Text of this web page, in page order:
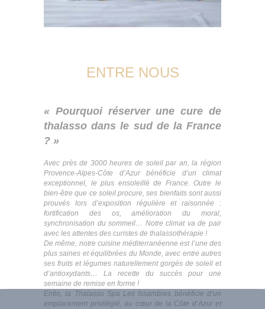
ENTRE NOUS
« Pourquoi réserver une cure de
thalasso dans le sud de la France
? »
Avec près de 3000 heures de soleil par an, la région
Provence-Alpes-Côte d’Azur bénéficie d’un climat
exceptionnel, le plus ensoleillé de France. Outre le
bien-être que ce soleil procure, ses bienfaits sont aussi
prouvés lors d’exposition régulière et raisonnée :
fortification des os, amélioration du moral,
synchronisation du sommeil… Notre climat va de pair
avec les attentes des curistes de thalassothérapie !
De même, notre cuisine méditerranéenne est l’une des
plus saines et équilibrées du Monde, avec entre autres
ses fruits et légumes naturellement gorgés de soleil et
d’antioxydants… La recette du succès pour une
semaine de remise en forme !
Enfin, la Thalasso Spa Les Issambres bénéficie d’un
emplacement privilégié, au cœur de la Côte d’Azur et